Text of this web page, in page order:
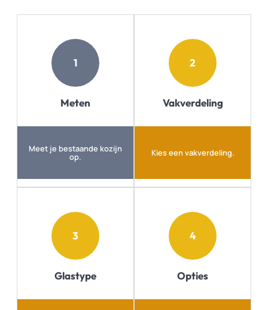
1
Meten
Meet je bestaande kozijn
op.
2
Vakverdeling
Kies een vakverdeling.
3
Glastype
4
Opties